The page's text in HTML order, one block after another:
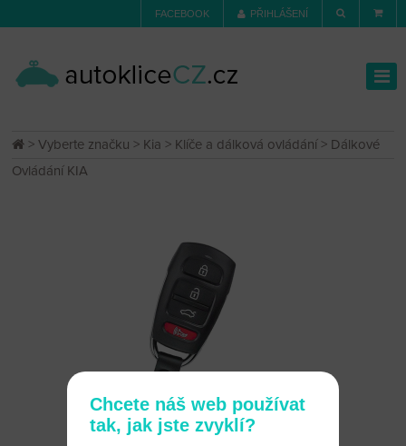
FACEBOOK PŘIHLÁŠENÍ
>Vyberte značku > Kia > Klíče a dálková ovládání> Dálkové
Ovládání KIA
Chcete náš web používat
tak, jak jste zvyklí?